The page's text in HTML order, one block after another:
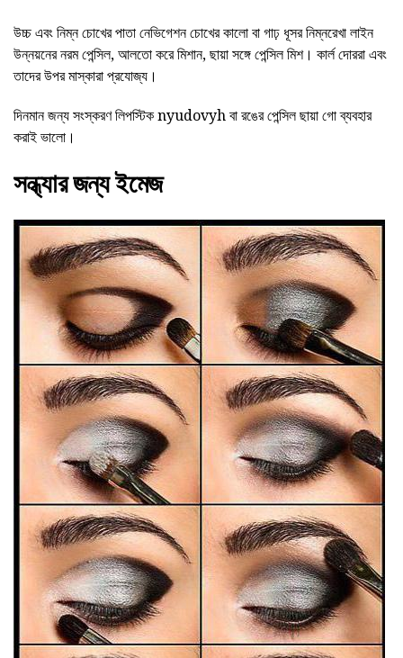
উচ্চ এবং নিম্ন চোখের পাতা নেভিগেশন চোখের কালো বা গাঢ় ধূসর নিম্নরেখা লাইন
উন্নয়নের নরম পেন্সিল, আলতো করে মিশান, ছায়া সঙ্গে পেন্সিল মিশ। কার্ল দোররা এবং
তাদের উপর মাস্কারা প্রযোজ্য।
দিনমান জন্য সংস্করণ লিপস্টিক nyudovyh বা রঙের পেন্সিল ছায়া গো ব্যবহার
করাই ভালো।
সন্ধ্যার জন্য ইমেজ